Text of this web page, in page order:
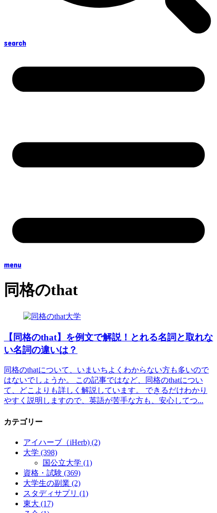
search
menu
同格のthat
大学
【同格のthat】を例文で解説！とれる名詞と取れな
い名詞の違いは？
同格のthatについて、いまいちよくわからない方も多いので
はないでしょうか。 この記事ではなど、同格のthatについ
て、どこよりも詳しく解説しています。 できるだけわかり
やすく説明しますので、英語が苦手な方も、安心してつ...
カテゴリー
アイハーブ（iHerb) (2)
大学 (398)
国公立大学 (1)
資格・試験 (369)
大学生の副業 (2)
スタディサプリ (1)
東大 (17)